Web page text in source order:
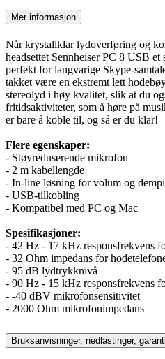
Mer informasjon
Når krystallklar lydoverføring og
headsettet Sennheiser PC 8 USB
perfekt for langvarige Skype-
takket være en ekstremt lett
stereolyd i høy kvalitet, slik at du
fritidsaktiviteter, som å høre på
er bare å koble til, og så er du klar!
Flere egenskaper:
- Støyreduserende mikrofon
- 2 m kabellengde
- In-line løsning for volum og
- USB-tilkobling
- Kompatibel med PC og Mac
Spesifikasjoner:
- 42 Hz - 17 kHz responsfrekvens
- 32 Ohm impedans for
- 95 dB lydtrykknivå
- 90 Hz - 15 kHz responsfrekvens
- -40 dBV mikrofonsensitivitet
- 2000 Ohm mikrofonimpedans
Bruksanvisninger, nedlastinger,